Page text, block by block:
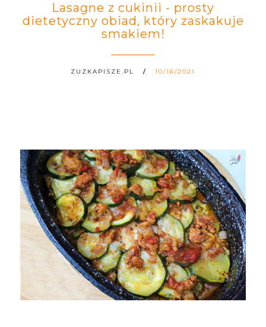
Lasagne z cukinii - prosty
dietetyczny obiad, który zaskakuje
smakiem!
ZUZKAPISZE.PL 10/16/2021